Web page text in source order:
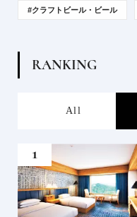
#クラフトビール・ビール
RANKING
All